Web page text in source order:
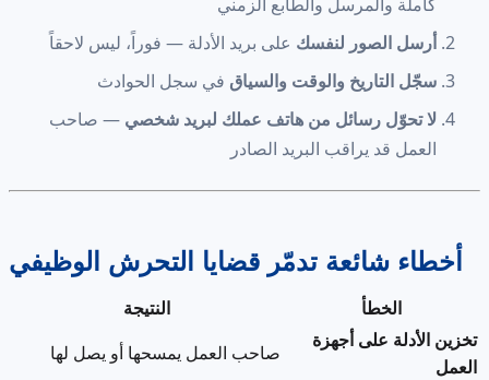
أرسل الصور لنفسك على بريد الأدلة — فوراً، ليس لاحقاً
سجّل التاريخ والوقت والسياق في سجل الحوادث
لا تحوّل رسائل من هاتف عملك لبريد شخصي — صاحب
العمل قد يراقب البريد الصادر
أخطاء شائعة تدمّر قضايا التحرش الوظيفي
الخطأ
النتيجة
تخزين الأدلة على أجهزة
العمل
صاحب العمل يمسحها أو يصل لها